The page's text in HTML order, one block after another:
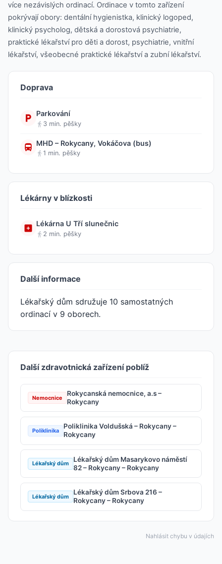
více nezávislých ordinací. Ordinace v tomto zařízení
pokrývají obory: dentální hygienistka, klinický logoped,
klinický psycholog, dětská a dorostová psychiatrie,
praktické lékařství pro děti a dorost, psychiatrie, vnitřní
lékařství, všeobecné praktické lékařství a zubní lékařství.
Doprava
Parkování
3 min. pěšky
MHD – Rokycany, Vokáčova (bus)
1 min. pěšky
Lékárny v blízkosti
Lékárna U Tří slunečnic
2 min. pěšky
Další informace
Lékařský dům sdružuje 10 samostatných
ordinací v 9 oborech.
Další zdravotnická zařízení poblíž
Nemocnice
Rokycanská nemocnice, a.s –
Rokycany
Poliklinika
Poliklinika Voldušská – Rokycany –
Rokycany
Lékařský dům
Lékařský dům Masarykovo náměstí
82 – Rokycany – Rokycany
Lékařský dům
Lékařský dům Srbova 216 –
Rokycany – Rokycany
Nahlásit chybu v údajích